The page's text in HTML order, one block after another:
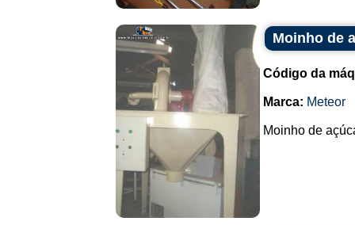
Moinho de
Código da
Marca: Meteor
Moinho de